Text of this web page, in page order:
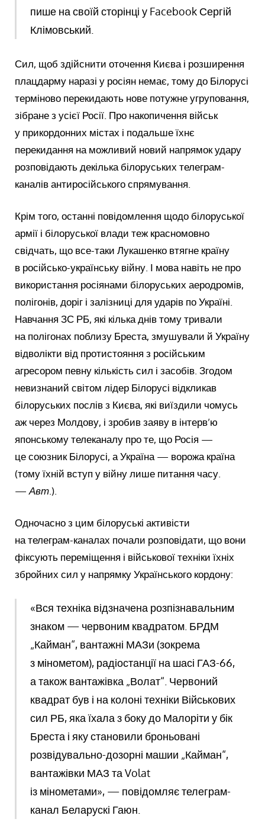
пише на своїй сторінці у Facebook Сергій
Клімовський.
Сил, щоб здійснити оточення Києва і розширення
плацдарму наразі у росіян немає, тому до Білорусі
терміново перекидають нове потужне угруповання,
зібране з усієї Росії. Про накопичення військ
у прикордонних містах і подальше їхнє
перекидання на можливий новий напрямок удару
розповідають декілька білоруських телеграм-
каналів антиросійського спрямування.
Крім того, останні повідомлення щодо білоруської
армії і білоруської влади теж красномовно
свідчать, що все-таки Лукашенко втягне країну
в російсько-українську війну. І мова навіть не про
використання росіянами білоруських аеродромів,
полігонів, доріг і залізниці для ударів по Україні.
Навчання ЗС РБ, які кілька днів тому тривали
на полігонах поблизу Бреста, змушували й Україну
відволікти від протистояння з російським
агресором певну кількість сил і засобів. Згодом
невизнаний світом лідер Білорусі відкликав
білоруських послів з Києва, які виїздили чомусь
аж через Молдову, і зробив заяву в інтерв’ю
японському телеканалу про те, що Росія —
це союзник Білорусі, а Україна — ворожа країна
(тому їхній вступ у війну лише питання часу.
—Авт.).
Одночасно з цим білоруські активісти
на телеграм-каналах почали розповідати, що вони
фіксують переміщення і військової техніки їхніх
збройних сил у напрямку Українського кордону:
«Вся техніка відзначена розпізнавальним
знаком — червоним квадратом. БРДМ
„Кайман“, вантажні МАЗи (зокрема
з мінометом), радіостанції на шасі ГАЗ-66,
а також вантажівка „Волат“. Червоний
квадрат був і на колоні техніки Військових
сил РБ, яка їхала з боку до Малоріти у бік
Бреста і яку становили броньовані
розвідувально-дозорні машии „Кайман“,
вантажівки МАЗ та Volat
із мінометами», — повідомляє телеграм-
канал Беларускі Гаюн.